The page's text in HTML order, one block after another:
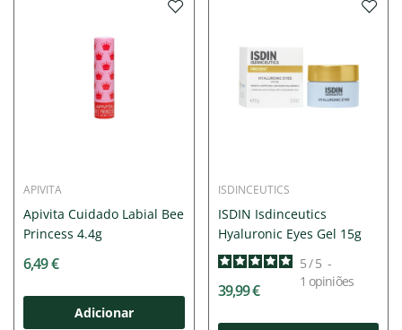
APIVITA
Apivita Cuidado Labial Bee
Princess 4.4g
6,49 €
Adicionar
ISDINCEUTICS
ISDIN Isdinceutics
Hyaluronic Eyes Gel 15g
5/ 5 -
1 opiniões
39,99 €